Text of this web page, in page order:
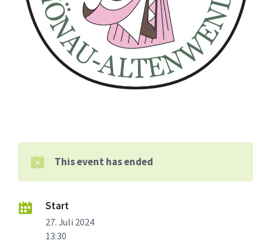
This event has ended
Start
27. Juli 2024
13:30